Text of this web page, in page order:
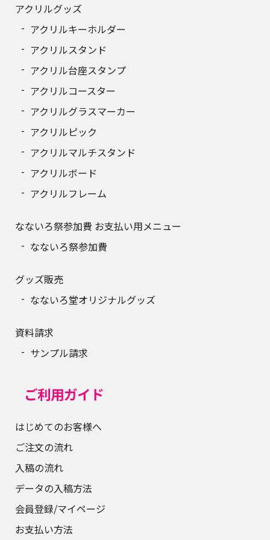
アクリルグッズ
アクリルキーホルダー
アクリルスタンド
アクリル台座スタンプ
アクリルコースター
アクリルグラスマーカー
アクリルピック
アクリルマルチスタンド
アクリルボード
アクリルフレーム
なないろ祭参加費 お支払い用メニュー
なないろ祭参加費
グッズ販売
なないろ堂オリジナルグッズ
資料請求
サンプル請求
ご利用ガイド
はじめてのお客様へ
ご注文の流れ
入稿の流れ
データの入稿方法
会員登録/マイページ
お支払い方法